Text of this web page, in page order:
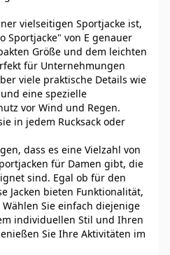
vielseitigen Sportjacke ist,
Sportjacke" von E genauer
Größe und dem leichten
für Unternehmungen
viele praktische Details wie
eine spezielle
vor Wind und Regen.
in jedem Rucksack oder
dass es eine Vielzahl von
für Damen gibt, die
sind. Egal ob für den
Jacken bieten Funktionalität,
Sie einfach diejenige
individuellen Stil und Ihren
Sie Ihre Aktivitäten im